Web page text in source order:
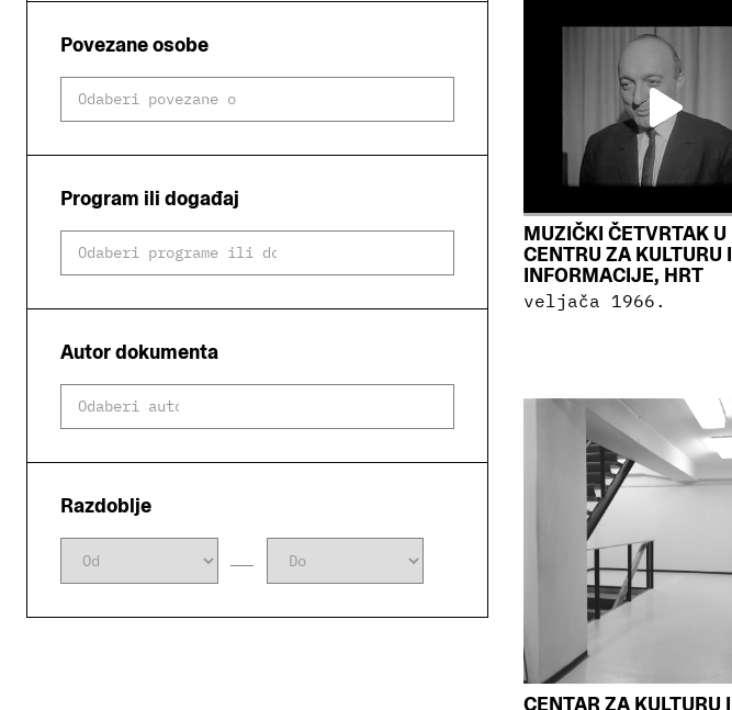
Povezane osobe
Program ili događaj
Autor dokumenta
Razdoblje
MUZIČKI ČETVRTAK U
CENTRU ZA KULTURU I
INFORMACIJE, HRT
veljača 1966.
CENTAR ZA KULTURU I